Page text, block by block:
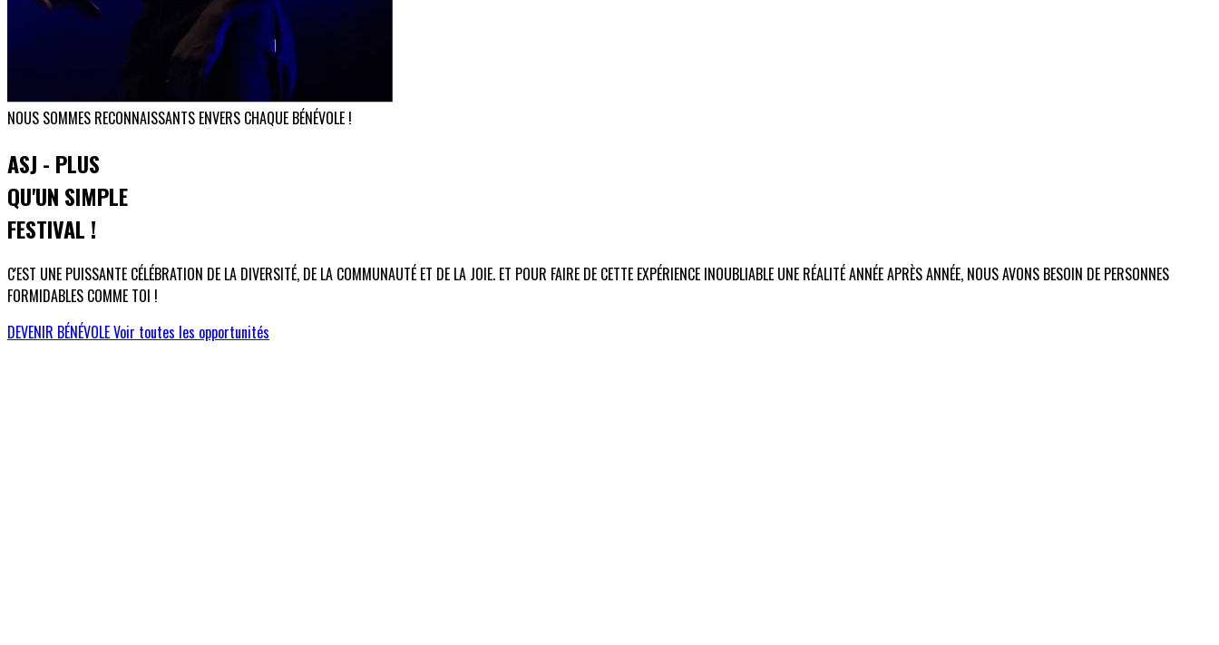
NOUS SOMMES RECONNAISSANTS ENVERS CHAQUE BÉNÉVOLE !
ASJ - PLUS
QU'UN SIMPLE
FESTIVAL !
C'EST UNE PUISSANTE CÉLÉBRATION DE LA DIVERSITÉ, DE LA COMMUNAUTÉ ET DE LA JOIE. ET POUR FAIRE DE CETTE EXPÉRIENCE INOUBLIABLE UNE RÉALITÉ ANNÉE APRÈS ANNÉE, NOUS AVONS BESOIN DE PERSONNES
FORMIDABLES COMME TOI !
DEVENIR BÉNÉVOLEVoir toutes les opportunités